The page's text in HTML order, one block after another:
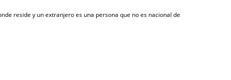
reside y un extranjero es una persona que no es nacional de